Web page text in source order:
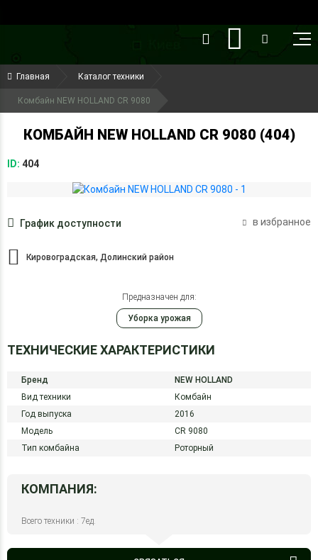
(099) 644-79-22
(050) 416-93-27
Главная Каталог техники
Комбайн NEW HOLLAND CR 9080
КОМБАЙН NEW HOLLAND CR 9080 (404)
ID: 404
График доступности в избранное
Кировоградская, Долинский район
Предназначен для:
Уборка урожая
ТЕХНИЧЕСКИЕ ХАРАКТЕРИСТИКИ
Бренд
NEW HOLLAND
Вид техники
Комбайн
Год выпуска
2016
Модель
CR 9080
Тип комбайна
Роторный
КОМПАНИЯ:
Всего техники : 7ед.